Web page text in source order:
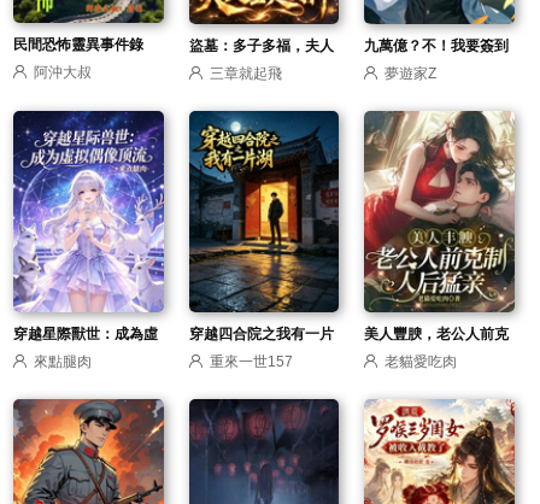
民間恐怖靈異事件錄
阿沖大叔
盜墓：多子多福，夫人
全是女神
三章就起飛
九萬億？不！我要簽到
整個宇宙
夢遊家Z
穿越星際獸世：成為虛
擬偶像頂流
來點腿肉
穿越四合院之我有一片
湖 重來一世157
美人豐腴，老公人前克
制人後猛親
老貓愛吃肉